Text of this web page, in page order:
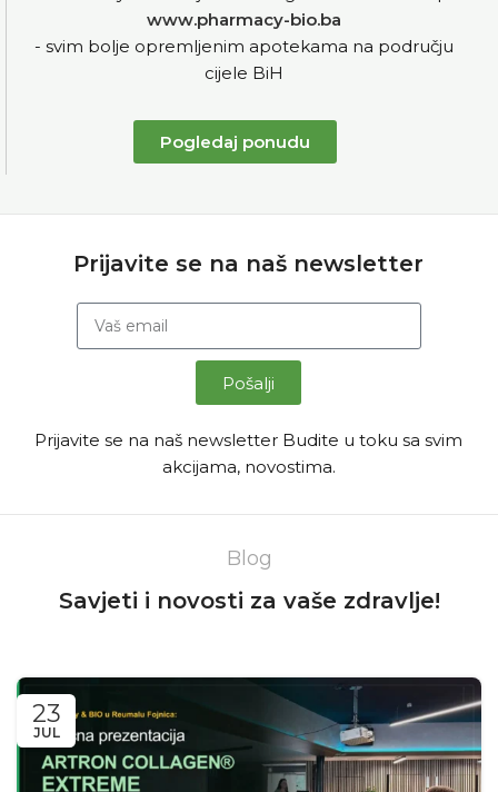
www.pharmacy-bio.ba
- svim bolje opremljenim apotekama na području
cijele BiH
Pogledaj ponudu
Prijavite se na naš newsletter
Pošalji
Prijavite se na naš newsletter Budite u toku sa svim
akcijama, novostima.
Blog
Savjeti i novosti za vaše zdravlje!
23
JUL